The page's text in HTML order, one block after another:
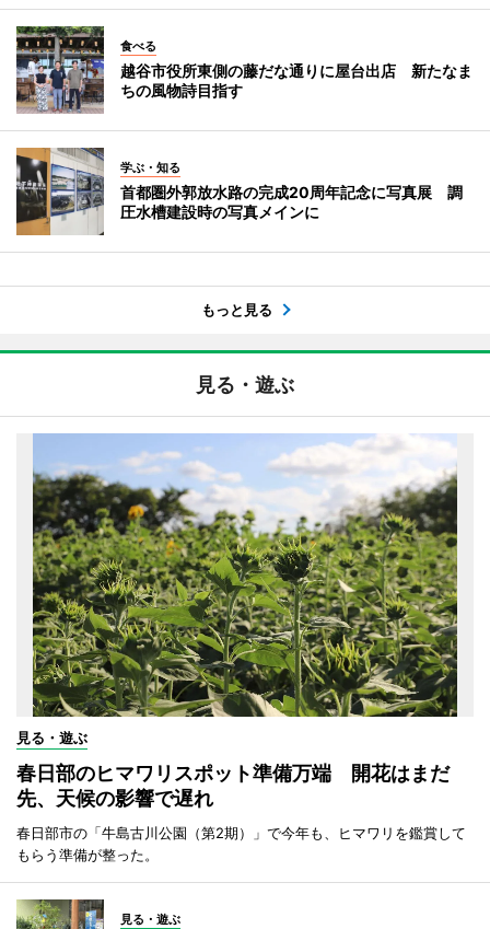
食べる
越谷市役所東側の藤だな通りに屋台出店 新たなま
ちの風物詩目指す
学ぶ・知る
首都圏外郭放水路の完成20周年記念に写真展 調
圧水槽建設時の写真メインに
もっと見る
見る・遊ぶ
見る・遊ぶ
春日部のヒマワリスポット準備万端 開花はまだ
先、天候の影響で遅れ
春日部市の「牛島古川公園（第2期）」で今年も、ヒマワリを鑑賞して
もらう準備が整った。
見る・遊ぶ